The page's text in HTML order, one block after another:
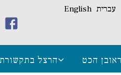
עברית English
הכט הרצל בתקשורת